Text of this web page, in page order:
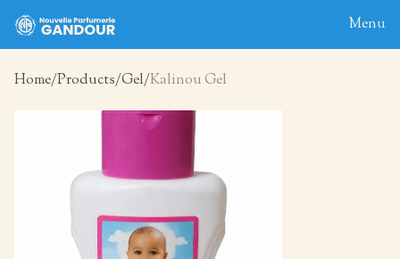
Menu
Home
About
Blog
Products
Contact
Home Products Gel Kalinou Gel